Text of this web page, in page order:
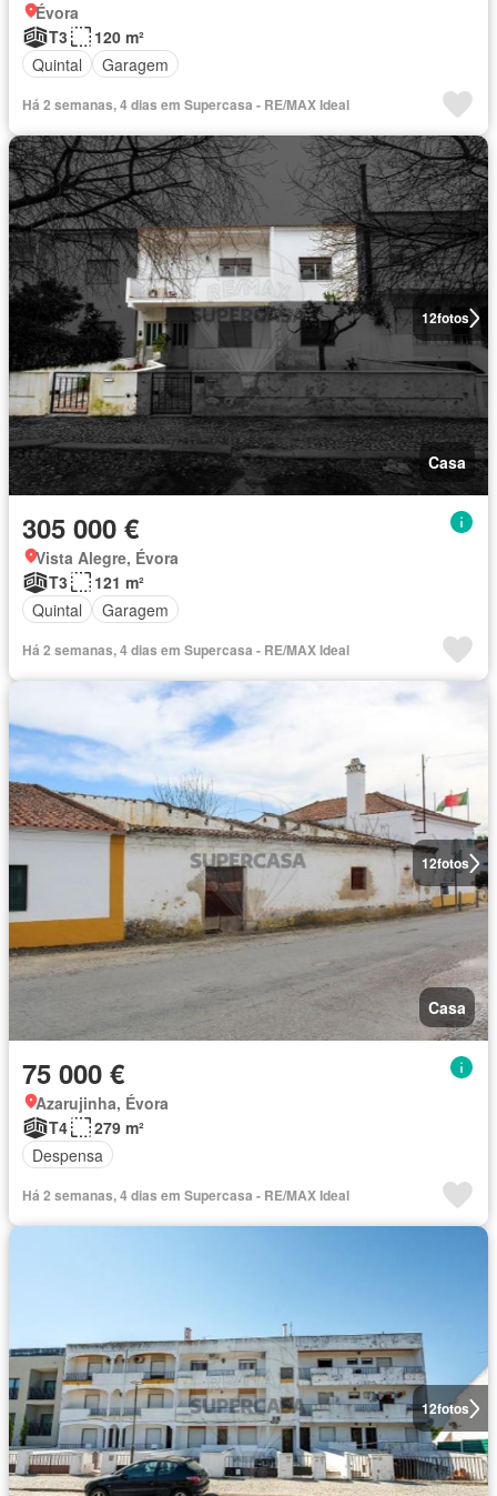
Évora
T3
120 m²
Quintal
Garagem
Há 2 semanas, 4 dias em Supercasa - RE/MAX Ideal
12fotos
Casa
305 000 €
Vista Alegre, Évora
T3
121 m²
Quintal
Garagem
Há 2 semanas, 4 dias em Supercasa - RE/MAX Ideal
12fotos
Casa
75 000 €
Azarujinha, Évora
T4
279 m²
Despensa
Há 2 semanas, 4 dias em Supercasa - RE/MAX Ideal
12fotos